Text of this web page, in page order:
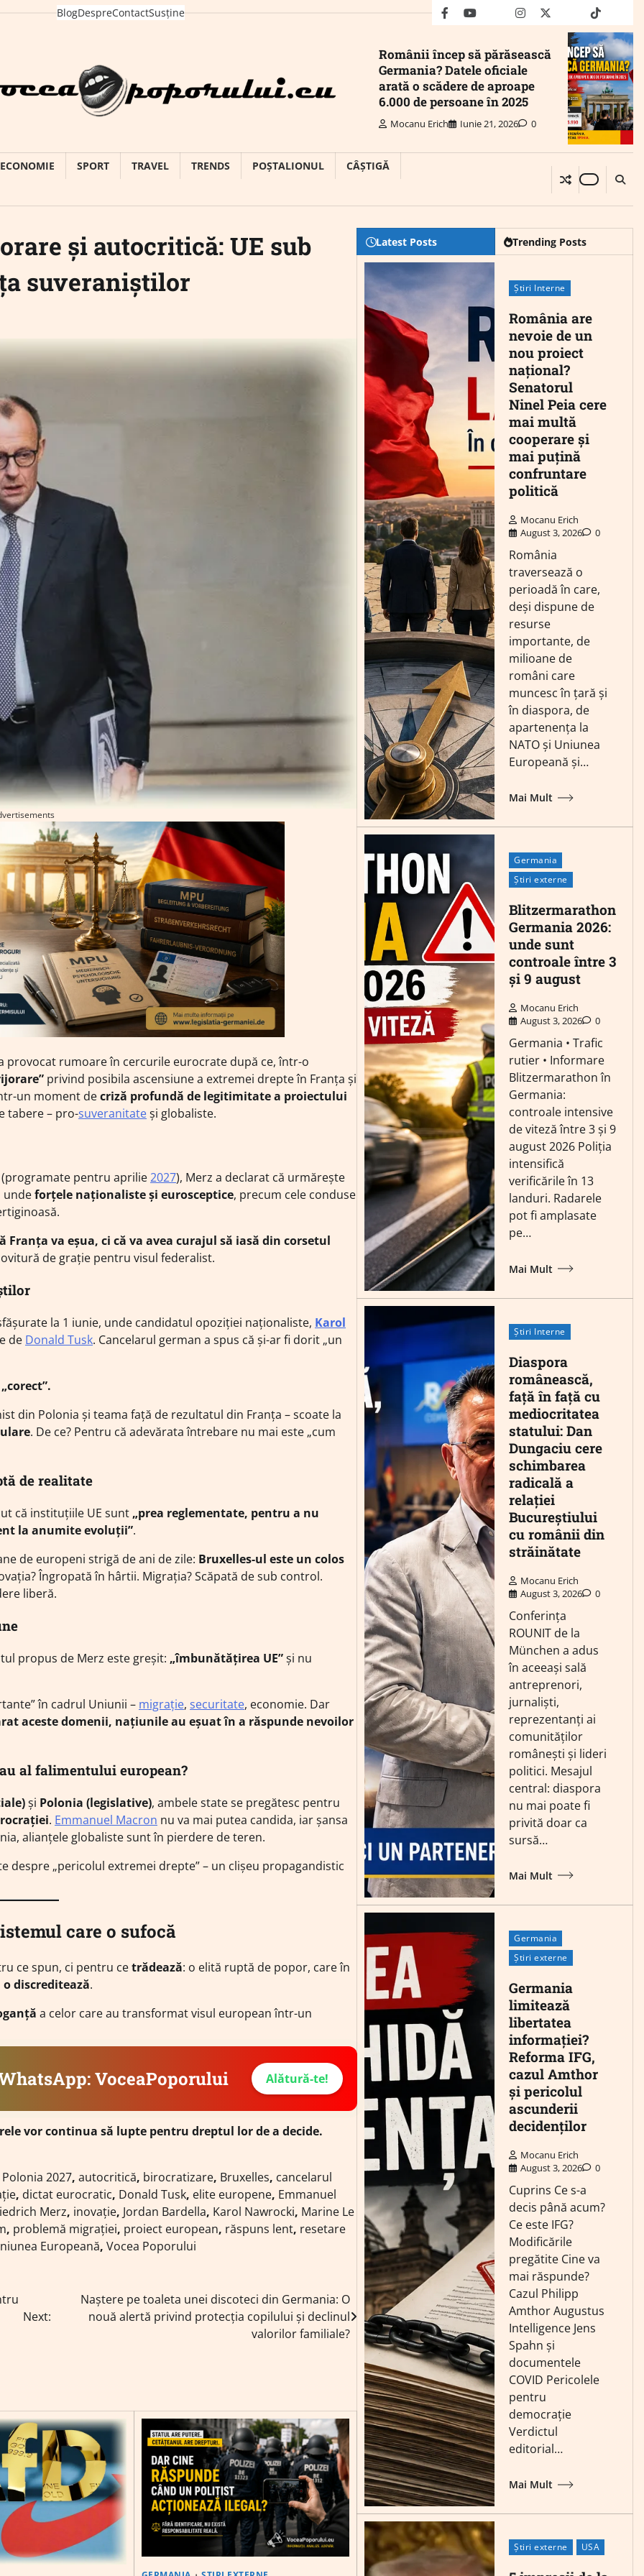
BlogDespreContactSusține facebookyoutubeMailinstagram
twitter truthtiktok
Românii încep să părăsească
Germania? Datele oficiale
arată o scădere de aproape
6.000 de persoane în 2025
Mocanu Erich Iunie 21, 2026 0
ECONOMIE SPORT TRAVEL TRENDS POȘTALIONUL CÂȘTIGĂ
și autocritică: UE sub
suveraniștilor
provocat rumoare în cercurile eurocrate după ce, într-o
privind posibila ascensiune a extremei drepte în Franța și
un moment decriză profundă de legitimitate a proiectului
tabere – pro-suveranitateși globaliste.
pentru aprilie2027), Merz a declarat că urmărește
undeforțele naționaliste și eurosceptice, precum cele conduse
Franța va eșua, ci că va avea curajul să iasă din corsetul
de grație pentru visul federalist.
la 1 iunie, unde candidatul opoziției naționaliste, Karol
de Donald Tusk. Cancelarul german a spus că și-ar fi dorit „un
din Polonia și teama față de rezultatul din Franța – scoate la
. De ce? Pentru că adevărata întrebare nu mai este „cum
de realitate
că instituțiile UE sunt „prea reglementate, pentru a nu
la anumite evoluții”.
de europeni strigă de ani de zile: Bruxelles-ul este un colos
Îngropată în hârtii. Migrația? Scăpată de sub control.
liberă.
propus de Merz este greșit: „îmbunătățirea UE”și nu
în cadrul Uniunii – migrație, securitate, economie. Dar
aceste domenii, națiunile au eșuat în a răspunde nevoilor
al falimentului european?
și Polonia (legislative), ambele state se pregătesc pentru
. Emmanuel Macron nu va mai putea candida, iar șansa
alianțele globaliste sunt în pierdere de teren.
despre „pericolul extremei drepte” – un clișeu propagandistic
care o sufocă
ce spun, ci pentru cetrădează: o elită ruptă de popor, care în
discreditează.
a celor care au transformat visul european într-un
VoceaPoporului Alătură-te!
vor continua să lupte pentru dreptul lor de a decide.
2027, autocritică, birocratizare, Bruxelles, cancelarul
, dictat eurocratic, Donald Tusk, elite europene, Emmanuel
Merz, inovație, Jordan Bardella, Karol Nawrocki, Marine Le
, problemă migrației, proiect european, răspuns lent, resetare
Europeană, Vocea Poporului
Next:
Naștere pe toaleta unei discoteci din Germania: O
nouă alertă privind protecția copilului și declinul
valorilor familiale?
Latest Posts Trending Posts
Știri Interne
România are
nevoie de un
nou proiect
național?
Senatorul
Ninel Peia cere
mai multă
cooperare și
mai puțină
confruntare
politică
Mocanu Erich
August 3, 2026
0
România
traversează o
perioadă în care,
deși dispune de
resurse
importante, de
milioane de
români care
muncesc în țară și
în diaspora, de
apartenența la
NATO și Uniunea
Europeană și…
Mai Mult
Germania
Știri externe
Blitzermarathon
Germania 2026:
unde sunt
controale între 3
și 9 august
Mocanu Erich
August 3, 2026
0
Germania • Trafic
rutier • Informare
Blitzermarathon în
Germania:
controale intensive
de viteză între 3 și 9
august 2026 Poliția
intensifică
verificările în 13
landuri. Radarele
pot fi amplasate
pe…
Mai Mult
Știri Interne
Diaspora
românească,
față în față cu
mediocritatea
statului: Dan
Dungaciu cere
schimbarea
radicală a
relației
Bucureștiului
cu românii din
străinătate
Mocanu Erich
August 3, 2026
0
Conferința
ROUNIT de la
München a adus
în aceeași sală
antreprenori,
jurnaliști,
reprezentanți ai
comunităților
românești și lideri
politici. Mesajul
central: diaspora
nu mai poate fi
privită doar ca
sursă…
Mai Mult
Germania
Știri externe
Germania
limitează
libertatea
informației?
Reforma IFG,
cazul Amthor
și pericolul
ascunderii
decidenților
Mocanu Erich
August 3, 2026
0
Cuprins Ce s-a
decis până acum?
Ce este IFG?
Modificările
pregătite Cine va
mai răspunde?
Cazul Philipp
Amthor Augustus
Intelligence Jens
Spahn și
documentele
COVID Pericolele
pentru
democrație
Verdictul
editorial…
Mai Mult
Știri externe USA